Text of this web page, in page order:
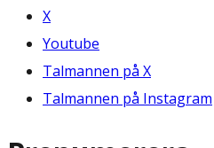
X
Youtube
Talmannen på X
Talmannen på Instagram